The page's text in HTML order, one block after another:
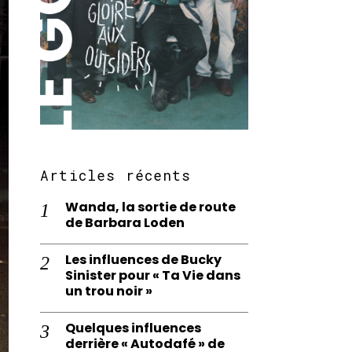
Articles récents
Wanda, la sortie de route
de Barbara Loden
Les influences de Bucky
Sinister pour « Ta Vie dans
un trou noir »
Quelques influences
derrière « Autodafé » de